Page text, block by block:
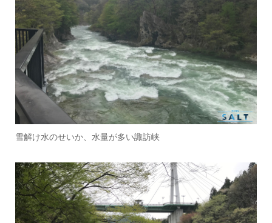
雪解け水のせいか、水量が多い諏訪峡